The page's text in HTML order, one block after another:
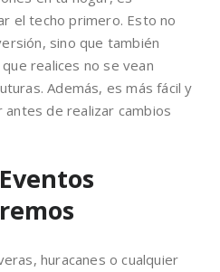
el techo primero. Esto no
sino que también
realices no se vean
Además, es más fácil y
de realizar cambios
huracanes o cualquier